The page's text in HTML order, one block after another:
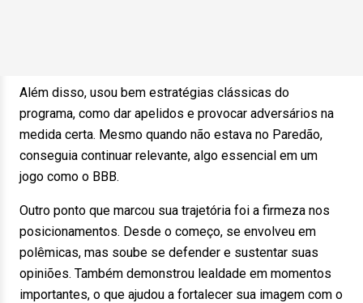
Além disso, usou bem estratégias clássicas do
programa, como dar apelidos e provocar adversários na
medida certa. Mesmo quando não estava no Paredão,
conseguia continuar relevante, algo essencial em um
jogo como o BBB.
Outro ponto que marcou sua trajetória foi a firmeza nos
posicionamentos. Desde o começo, se envolveu em
polêmicas, mas soube se defender e sustentar suas
opiniões. Também demonstrou lealdade em momentos
importantes, o que ajudou a fortalecer sua imagem com o